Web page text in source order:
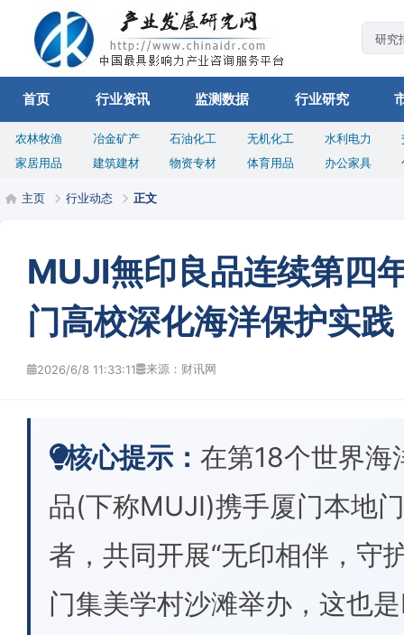
首页 行业资讯 监测数据 行业研究
农林牧渔 冶金矿产 石油化工 无机化工 水利电力
家居用品
建筑建材 物资专材 体育用品 办公家具
主页 行业动态 正文
MUJI無印良品连续第四
门高校深化海洋保护实践
2026/6/8 11:33:11 来源：财讯网
核心提示： 在第18个世界海
品(下称MUJI)携手厦门本地
者，共同开展“无印相伴，守
门集美学村沙滩举办，这也